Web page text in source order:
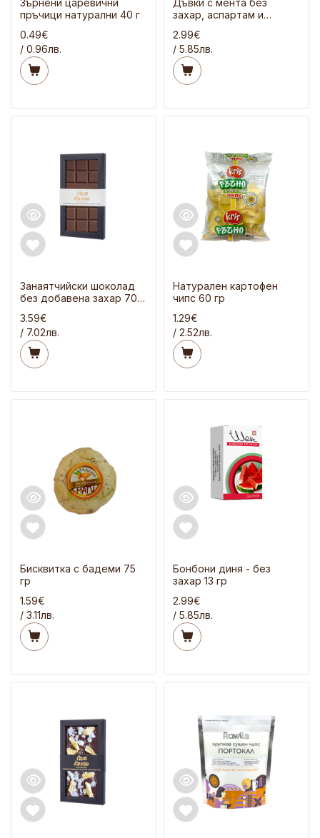
Зърнени царевични
пръчици натурални 40 г
0.49€
/ 0.96лв.
Дъвки с мента без
захар, аспартам и
2.99€
/ 5.85лв.
Занаятчийски шоколад
без добавена захар 70
3.59€
/ 7.02лв.
Натурален картофен
чипс 60 гр
1.29€
/ 2.52лв.
Бисквитка с бадеми 75
гр
1.59€
/ 3.11лв.
Бонбони диня - без
захар 13 гр
2.99€
/ 5.85лв.